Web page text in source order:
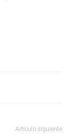
Artículo siguiente